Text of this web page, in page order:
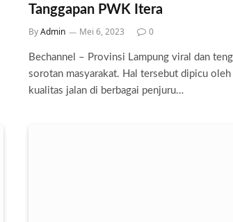
Tanggapan PWK Itera
ByAdmin Mei 6, 2023 0
Bechannel – Provinsi Lampung viral dan
sorotan masyarakat. Hal tersebut dipicu
kualitas jalan di berbagai penjuru…